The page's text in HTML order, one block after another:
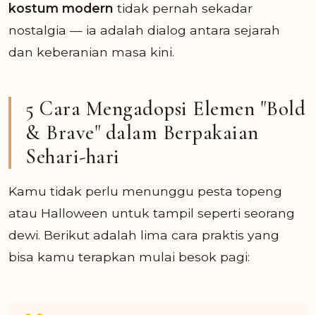
kostum modern tidak pernah sekadar
nostalgia — ia adalah dialog antara sejarah
dan keberanian masa kini.
5 Cara Mengadopsi Elemen "Bold
& Brave" dalam Berpakaian
Sehari-hari
Kamu tidak perlu menunggu pesta topeng
atau Halloween untuk tampil seperti seorang
dewi. Berikut adalah lima cara praktis yang
bisa kamu terapkan mulai besok pagi: